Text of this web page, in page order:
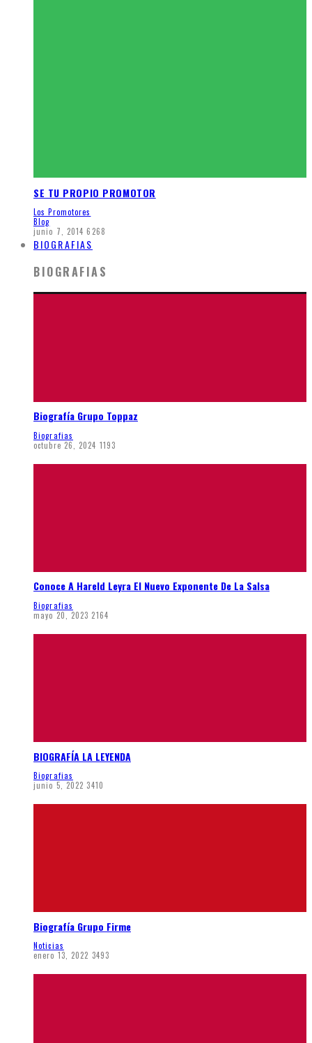
SE TU PROPIO PROMOTOR
Los Promotores
Blog
junio 7, 2014 6268
BIOGRAFIAS
BIOGRAFIAS
Biografía Grupo Toppaz
Biografias
octubre 26, 2024 1193
Conoce A Hareld Leyra El Nuevo Exponente De La Salsa
Biografias
mayo 20, 2023 2164
BIOGRAFÍA LA LEYENDA
Biografias
junio 5, 2022 3410
Biografía Grupo Firme
Noticias
enero 13, 2022 3493